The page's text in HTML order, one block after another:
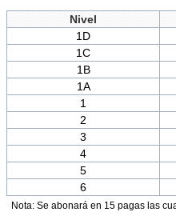
Nivel
1D
1C
1B
1A
1
2
3
4
5
6
Nota: Se abonará en 15 pagas las